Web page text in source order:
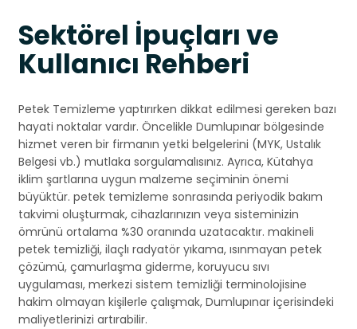
Sektörel İpuçları ve
Kullanıcı Rehberi
Petek Temizleme yaptırırken dikkat edilmesi gereken bazı
hayati noktalar vardır. Öncelikle Dumlupınar bölgesinde
hizmet veren bir firmanın yetki belgelerini (MYK, Ustalık
Belgesi vb.) mutlaka sorgulamalısınız. Ayrıca, Kütahya
iklim şartlarına uygun malzeme seçiminin önemi
büyüktür. petek temizleme sonrasında periyodik bakım
takvimi oluşturmak, cihazlarınızın veya sisteminizin
ömrünü ortalama %30 oranında uzatacaktır. makineli
petek temizliği, ilaçlı radyatör yıkama, ısınmayan petek
çözümü, çamurlaşma giderme, koruyucu sıvı
uygulaması, merkezi sistem temizliği terminolojisine
hakim olmayan kişilerle çalışmak, Dumlupınar içerisindeki
maliyetlerinizi artırabilir.